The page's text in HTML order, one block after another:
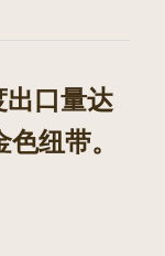
口量达
纽带。